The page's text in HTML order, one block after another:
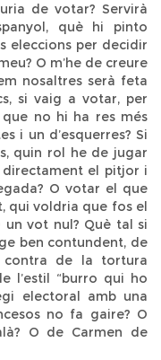
de votar? Servirà
què hi pinto
eleccions per decidir
O m’he de creure
nosaltres serà feta
si vaig a votar, per
no hi ha res més
i un d’esquerres? Si
quin rol he de jugar
el pitjor i
O votar el que
qui voldria que fos el
vot nul? Què tal si
ben contundent, de
contra de la tortura
l’estil “burro qui ho
electoral amb una
no fa gaire? O
O de Carmen de